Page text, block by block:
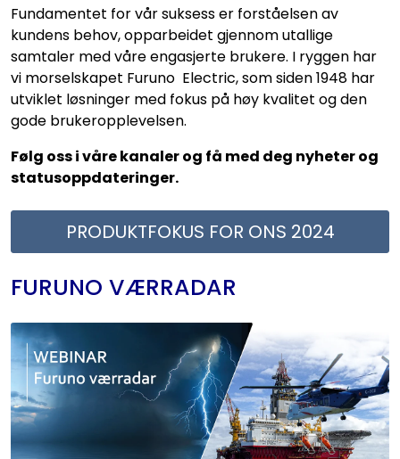
Fundamentet for vår suksess er forståelsen av
kundens behov, opparbeidet gjennom utallige
samtaler med våre engasjerte brukere. I ryggen har
vi morselskapet Furuno Electric, som siden 1948 har
utviklet løsninger med fokus på høy kvalitet og den
gode brukeropplevelsen.
Følg oss i våre kanaler og få med deg nyheter og
statusoppdateringer.
PRODUKTFOKUS FOR ONS 2024
FURUNO VÆRRADAR